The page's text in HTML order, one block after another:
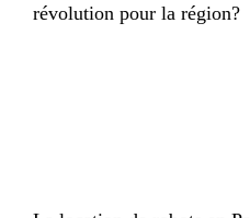
révolution pour la région?